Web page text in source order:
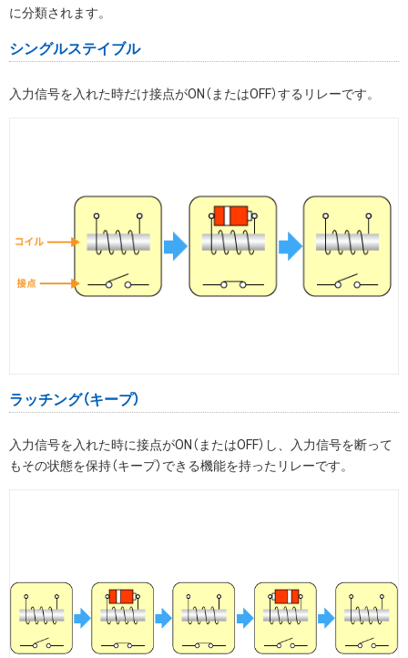
に分類されます。
シングルステイブル
入力信号を入れた時だけ接点がON（またはOFF）するリレーです。
ラッチング（キープ）
入力信号を入れた時に接点がON（またはOFF）し、入力信号を断って
もその状態を保持（キープ）できる機能を持ったリレーです。